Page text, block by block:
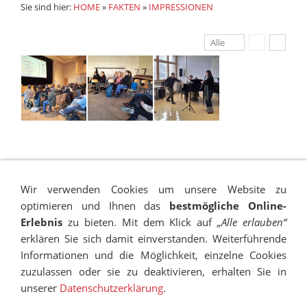
Sie sind hier: HOME» FAKTEN » IMPRESSIONEN
Alle
IMPRESSUM SITEMAP DATENSCHUTZ
BESCHWERDEMANAGEMENT
Wir verwenden Cookies um unsere Website zu
optimieren und Ihnen das bestmögliche Online-
Erlebnis zu bieten. Mit dem Klick auf„Alle erlauben“
erklären Sie sich damit einverstanden. Weiterführende
Informationen und die Möglichkeit, einzelne Cookies
zuzulassen oder sie zu deaktivieren, erhalten Sie in
unserer Datenschutzerklärung.